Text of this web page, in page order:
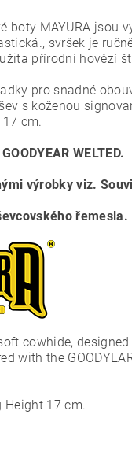
boty MAYURA jsou
svršek je
přírodní hovězí
pro snadné
s koženou
cm.
GOODYEAR WELTED.
výrobky viz.
řemesla.
cowhide,
with the
Height 17 cm.